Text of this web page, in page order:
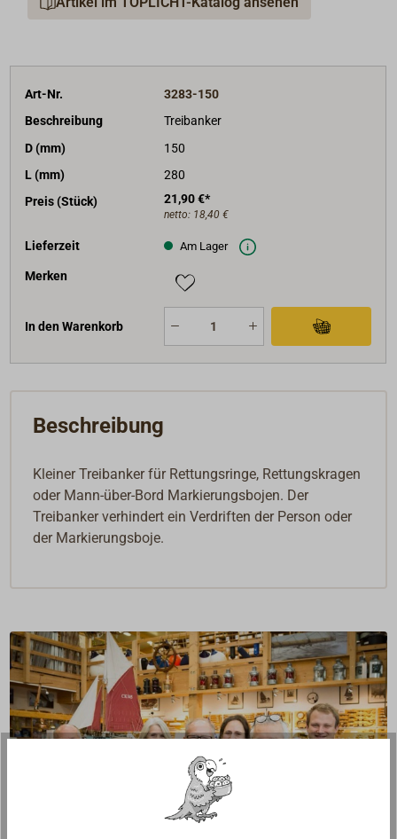
Art-Nr.
3283-150
Beschreibung
Treibanker
D (mm)
150
L (mm)
280
Preis (Stück)
21,90 €*
netto: 18,40 €
Lieferzeit Am Lager
Merken
In den Warenkorb
Beschreibung
Kleiner Treibanker für Rettungsringe, Rettungskragen
oder Mann-über-Bord Markierungsbojen. Der
Treibanker verhindert ein Verdriften der Person oder
der Markierungsboje.